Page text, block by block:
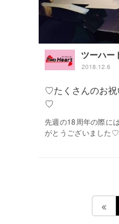
ツーハー
2018.12.6
♡たくさんのお祝
♡
先週の18周年の際に
がとうございました♡